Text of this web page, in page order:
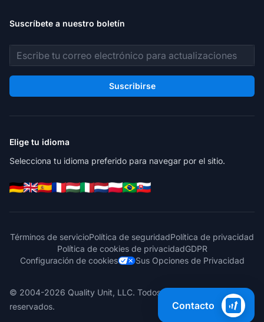
Suscríbete a nuestro boletín
Dirección de correo electrónico
Suscribirse
Elige tu idioma
Selecciona tu idioma preferido para navegar por el sitio.
Términos de servicioPolítica de seguridadPolítica de privacidad
Política de cookies de privacidadGDPR
Configuración de cookies
Sus Opciones de Privacidad
© 2004-2026 Quality Unit, LLC. Todos los derechos
reservados.
Contacto